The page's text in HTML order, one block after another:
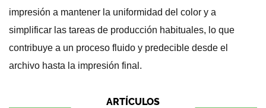
impresión a mantener la uniformidad del color y a
simplificar las tareas de producción habituales, lo que
contribuye a un proceso fluido y predecible desde el
archivo hasta la impresión final.
ARTÍCULOS